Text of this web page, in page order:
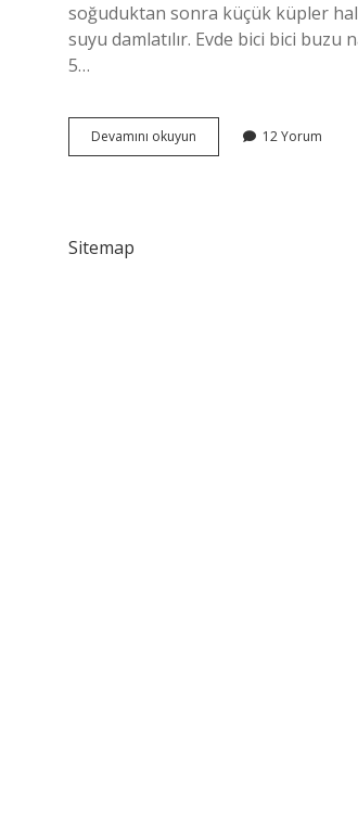
soğuduktan sonra küçük küpler
suyu damlatılır. Evde bici bici buzu
5…
Devamını okuyun
Bici
12 Yorum
Sitemap